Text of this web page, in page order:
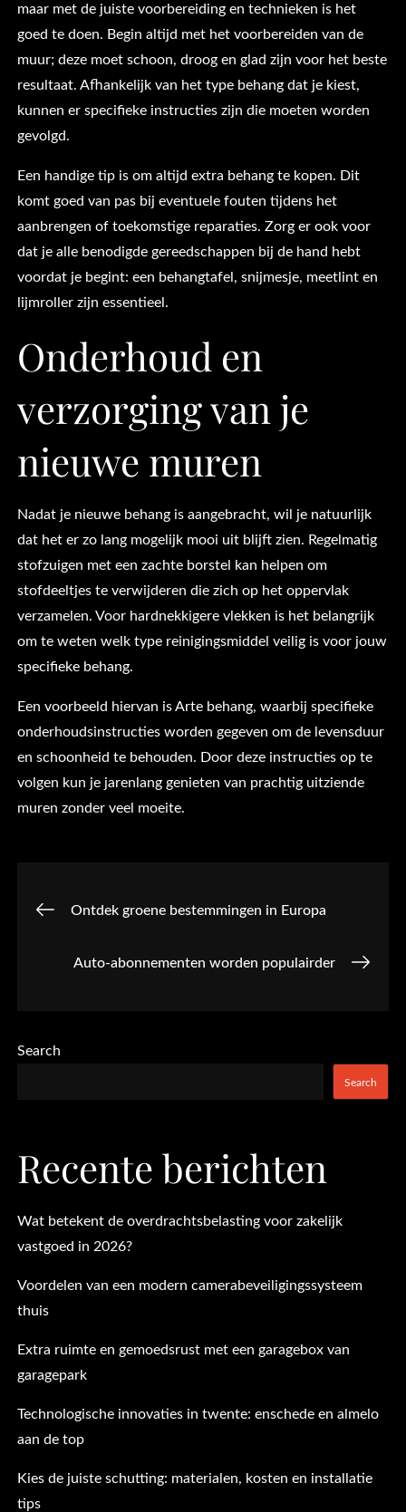
maar met de juiste voorbereiding en technieken is het
goed te doen. Begin altijd met het voorbereiden van de
muur; deze moet schoon, droog en glad zijn voor het beste
resultaat. Afhankelijk van het type behang dat je kiest,
kunnen er specifieke instructies zijn die moeten worden
gevolgd.
Een handige tip is om altijd extra behang te kopen. Dit
komt goed van pas bij eventuele fouten tijdens het
aanbrengen of toekomstige reparaties. Zorg er ook voor
dat je alle benodigde gereedschappen bij de hand hebt
voordat je begint: een behangtafel, snijmesje, meetlint en
lijmroller zijn essentieel.
Onderhoud en
verzorging van je
nieuwe muren
Nadat je nieuwe behang is aangebracht, wil je natuurlijk
dat het er zo lang mogelijk mooi uit blijft zien. Regelmatig
stofzuigen met een zachte borstel kan helpen om
stofdeeltjes te verwijderen die zich op het oppervlak
verzamelen. Voor hardnekkigere vlekken is het belangrijk
om te weten welk type reinigingsmiddel veilig is voor jouw
specifieke behang.
Een voorbeeld hiervan is Arte behang, waarbij specifieke
onderhoudsinstructies worden gegeven om de levensduur
en schoonheid te behouden. Door deze instructies op te
volgen kun je jarenlang genieten van prachtig uitziende
muren zonder veel moeite.
Post
navigation
Ontdek groene bestemmingen in Europa
Auto-abonnementen worden populairder
Search
Search
Recente berichten
Wat betekent de overdrachtsbelasting voor zakelijk
vastgoed in 2026?
Voordelen van een modern camerabeveiligingssysteem
thuis
Extra ruimte en gemoedsrust met een garagebox van
garagepark
Technologische innovaties in twente: enschede en almelo
aan de top
Kies de juiste schutting: materialen, kosten en installatie
tips